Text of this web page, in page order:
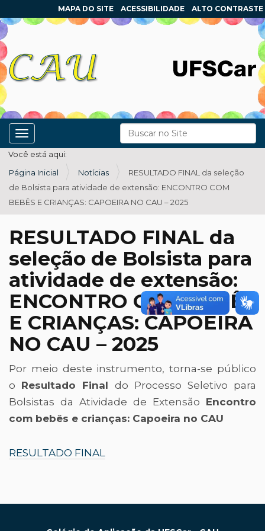
Busca
Busca Avançada…
MAPA DO SITE ACESSIBILIDADE ALTO CONTRASTE
Toggle navigation
Você está aqui:
Página Inicial
Notícias
RESULTADO FINAL da seleção
de Bolsista para atividade de extensão: ENCONTRO COM
BEBÊS E CRIANÇAS: CAPOEIRA NO CAU – 2025
RESULTADO FINAL da
seleção de Bolsista para
atividade de extensão:
ENCONTRO COM BEBÊS
E CRIANÇAS: CAPOEIRA
NO CAU – 2025
Por meio deste instrumento, torna-se público
o Resultado Final do Processo Seletivo para
Bolsistas da Atividade de Extensão Encontro
com bebês e crianças: Capoeira no CAU
RESULTADO FINAL